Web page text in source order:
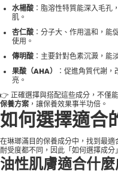
水楊酸 ：脂溶性特質能深入毛孔
肌。
杏仁酸 ：分子大、作用溫和，能
使用。
傳明酸 ：主要針對色素沉澱，能
果酸（AHA）
：促進角質代謝
亮。
👉 正確選擇與搭配這些成分，不僅
保養方案 ，讓保養效果事半功倍。
如何選擇適合
在琳瑯滿目的保養成分中，找到最
耐受度都不同，因此「如何選擇成分
油性肌膚適合什麼